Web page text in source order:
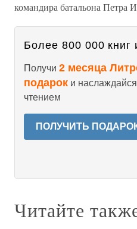
командира батальона Петра
Более 800 000 книг
Получи 2 месяца
подарок и
чтением
ПОЛУЧИТЬ
Читайте